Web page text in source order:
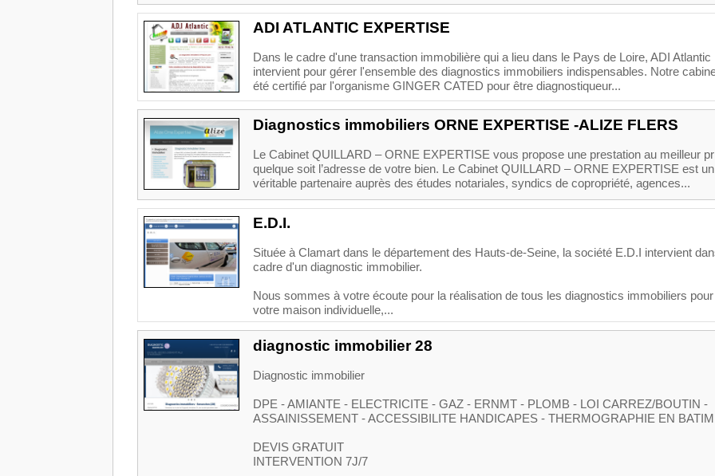
ADI ATLANTIC EXPERTISE
Dans le cadre d'une transaction immobilière qui a lieu dans le Pays de Loire, ADI Atlantic
intervient pour gérer l'ensemble des diagnostics immobiliers indispensables. Notre
été certifié par l'organisme GINGER CATED pour être diagnostiqueur...
Diagnostics immobiliers ORNE EXPERTISE -ALIZE FLERS
Le Cabinet QUILLARD – ORNE EXPERTISE vous propose une prestation au meilleur
quelque soit l’adresse de votre bien. Le Cabinet QUILLARD – ORNE EXPERTISE est un
véritable partenaire auprès des études notariales, syndics de copropriété, agences...
E.D.I.
Située à Clamart dans le département des Hauts-de-Seine, la société E.D.I intervient
cadre d'un diagnostic immobilier.
Nous sommes à votre écoute pour la réalisation de tous les diagnostics immobiliers pour
votre maison individuelle,...
diagnostic immobilier 28
Diagnostic immobilier
DPE - AMIANTE - ELECTRICITE - GAZ - ERNMT - PLOMB - LOI CARREZ/BOUTIN -
ASSAINISSEMENT - ACCESSIBILITE HANDICAPES - THERMOGRAPHIE EN
DEVIS GRATUIT
INTERVENTION 7J/7